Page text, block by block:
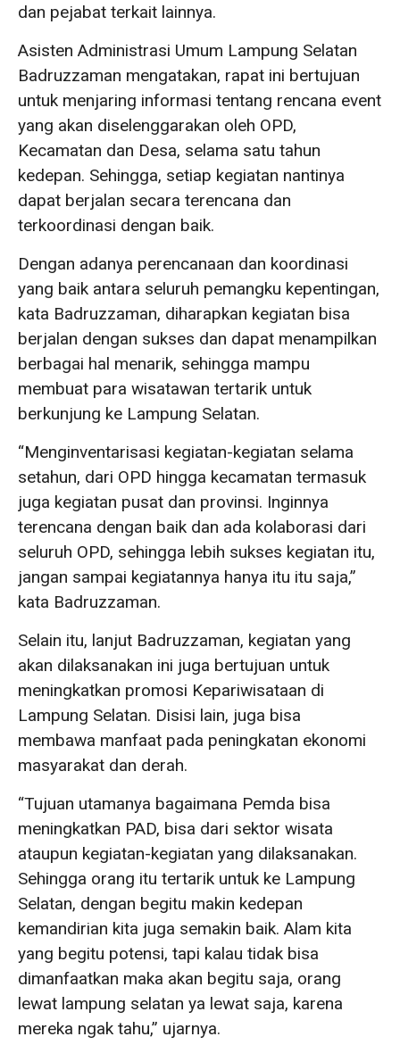
dan pejabat terkait lainnya.
Asisten Administrasi Umum Lampung Selatan
Badruzzaman mengatakan, rapat ini bertujuan
untuk menjaring informasi tentang rencana event
yang akan diselenggarakan oleh OPD,
Kecamatan dan Desa, selama satu tahun
kedepan. Sehingga, setiap kegiatan nantinya
dapat berjalan secara terencana dan
terkoordinasi dengan baik.
Dengan adanya perencanaan dan koordinasi
yang baik antara seluruh pemangku kepentingan,
kata Badruzzaman, diharapkan kegiatan bisa
berjalan dengan sukses dan dapat menampilkan
berbagai hal menarik, sehingga mampu
membuat para wisatawan tertarik untuk
berkunjung ke Lampung Selatan.
“Menginventarisasi kegiatan-kegiatan selama
setahun, dari OPD hingga kecamatan termasuk
juga kegiatan pusat dan provinsi. Inginnya
terencana dengan baik dan ada kolaborasi dari
seluruh OPD, sehingga lebih sukses kegiatan itu,
jangan sampai kegiatannya hanya itu itu saja,”
kata Badruzzaman.
Selain itu, lanjut Badruzzaman, kegiatan yang
akan dilaksanakan ini juga bertujuan untuk
meningkatkan promosi Kepariwisataan di
Lampung Selatan. Disisi lain, juga bisa
membawa manfaat pada peningkatan ekonomi
masyarakat dan derah.
“Tujuan utamanya bagaimana Pemda bisa
meningkatkan PAD, bisa dari sektor wisata
ataupun kegiatan-kegiatan yang dilaksanakan.
Sehingga orang itu tertarik untuk ke Lampung
Selatan, dengan begitu makin kedepan
kemandirian kita juga semakin baik. Alam kita
yang begitu potensi, tapi kalau tidak bisa
dimanfaatkan maka akan begitu saja, orang
lewat lampung selatan ya lewat saja, karena
mereka ngak tahu,” ujarnya.